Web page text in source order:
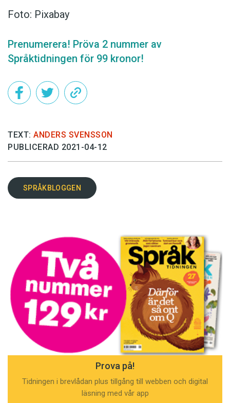
Foto: Pixabay
Prenumerera! Pröva 2 nummer av
Språktidningen för 99 kronor!
TEXT: ANDERS SVENSSON
PUBLICERAD 2021-04-12
SPRÅKBLOGGEN
Prova på!
Tidningen i brevlådan plus tillgång till webben och digital
läsning med vår app